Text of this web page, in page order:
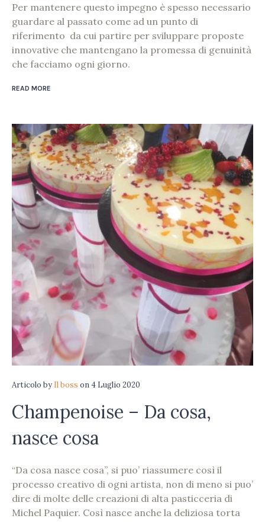
Per mantenere questo impegno è spesso necessario
guardare al passato come ad un punto di
riferimento da cui partire per sviluppare proposte
innovative che mantengano la promessa di genuinità
che facciamo ogni giorno.
READ MORE
Articolo by Il boss on4 Luglio 2020
Champenoise – Da cosa,
nasce cosa
“Da cosa nasce cosa”, si puo’ riassumere così il
processo creativo di ogni artista, non di meno si puo’
dire di molte delle creazioni di alta pasticceria di
Michel Paquier. Così nasce anche la deliziosa torta